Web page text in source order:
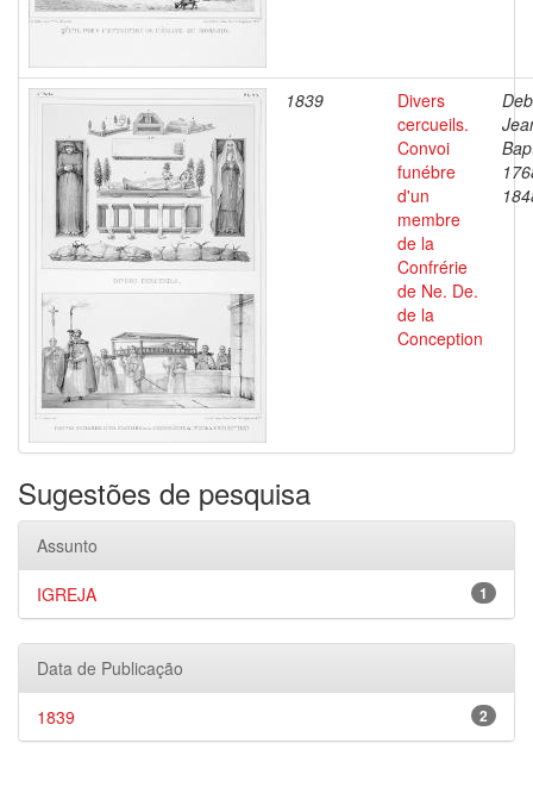
1839
Divers
cercueils.
Convoi
funébre
d'un
membre
de la
Confrérie
de Ne. De.
de la
Conception
Sugestões de pesquisa
Assunto
1
IGREJA
Data de Publicação
2
1839